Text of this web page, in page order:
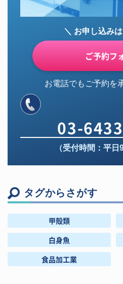
＼ お申し込み
ご予約フ
お電話でもご予約を
03-
（受付時間：平日
タグからさがす
甲殻類
白身魚
食品加工業